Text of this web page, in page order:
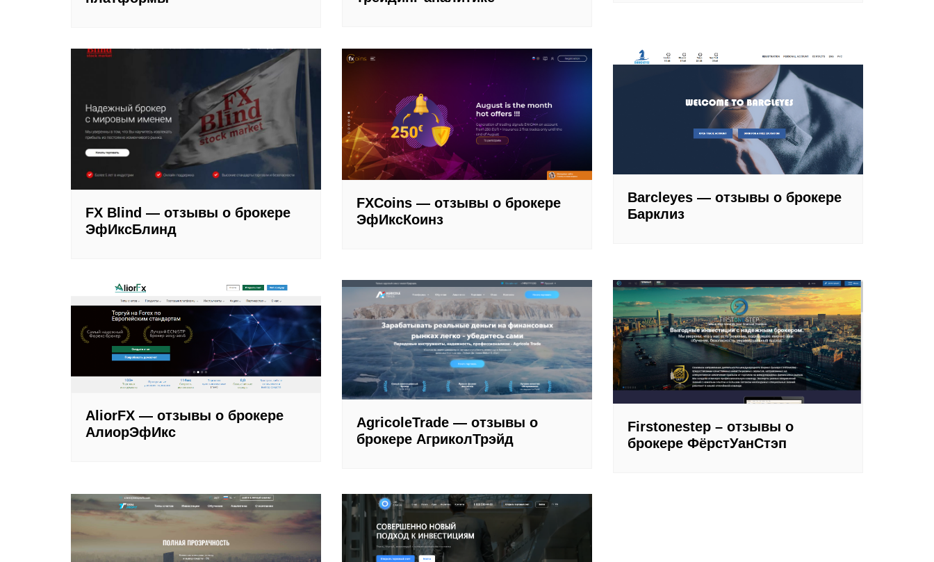
FX Blind — отзывы о брокере
ЭфИксБлинд
FXCoins — отзывы о брокере
ЭфИксКоинз
Barcleyes — отзывы о брокере
Барклиз
AliorFX — отзывы о брокере
АлиорЭфИкс
AgricoleTrade — отзывы о
брокере АгриколТрэйд
Firstonestep – отзывы о
брокере ФёрстУанСтэп